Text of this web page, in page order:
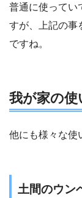
普通に使ってい
すが、上記の事
ですね。
我が家の使
他にも様々な使
土間のウン